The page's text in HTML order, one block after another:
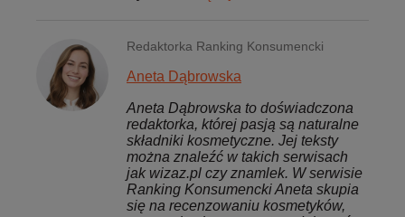
Redaktorka Ranking Konsumencki
Aneta Dąbrowska
Aneta Dąbrowska to doświadczona
redaktorka, której pasją są naturalne
składniki kosmetyczne. Jej teksty
można znaleźć w takich serwisach
jak wizaz.pl czy znamlek. W serwisie
Ranking Konsumencki Aneta skupia
się na recenzowaniu kosmetyków,